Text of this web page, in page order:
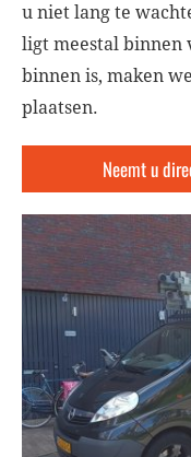
u niet lang te
ligt meestal binnen
binnen is, maken
plaatsen.
Neemt u